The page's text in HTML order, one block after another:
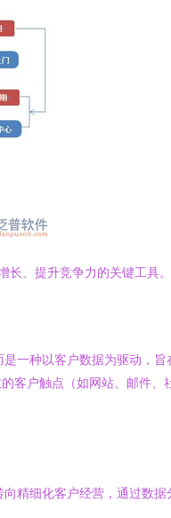
、提升竞争力的关键工具
一种以客户数据为驱动，
客户触点（如网站、邮件
精细化客户经营，通过数